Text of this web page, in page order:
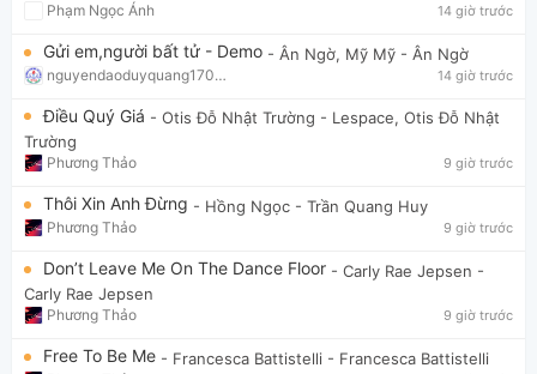
Phạm Ngọc Ánh 14 giờ trước
Gửi em,người bất tử - Demo - Ân Ngờ, Mỹ Mỹ - Ân Ngờ
nguyendaoduyquang17021 14 giờ trước
Điều Quý Giá - Otis Đỗ Nhật Trường - Lespace, Otis Đỗ Nhật
Trường
Phương Thảo 9 giờ trước
Thôi Xin Anh Đừng - Hồng Ngọc - Trần Quang Huy
Phương Thảo 9 giờ trước
Don’t Leave Me On The Dance Floor - Carly Rae Jepsen -
Carly Rae Jepsen
Phương Thảo 9 giờ trước
Free To Be Me - Francesca Battistelli - Francesca Battistelli